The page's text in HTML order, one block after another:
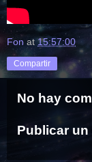
Fon at 15:57:00
Compartir
No hay
Publicar